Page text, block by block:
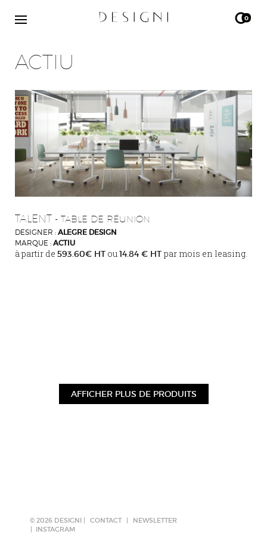
0
ACTIU
TALENT - TABLE DE RÉUNION
DESIGNER : ALEGRE DESIGN
MARQUE : ACTIU
à partir de 593.60€ HT ou 14.84 € HT par mois en leasing.
AFFICHER PLUS DE PRODUITS
© 2026 DESIGNI | CONTACT
NEWSLETTER
INSTAGRAM